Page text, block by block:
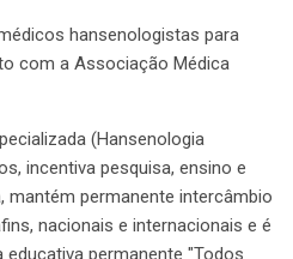
hansenologistas para
com a Associação Médica
(Hansenologia
incentiva pesquisa, ensino e
mantém permanente intercâmbio
nacionais e internacionais e é
permanente "Todos